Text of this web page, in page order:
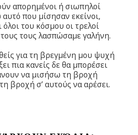
απορημένοι ή σιωπηλοί
αυτό που μίσησαν εκείνοι,
όλοι του κόσμου οι τρελοί
τους λασπώσαμε γαλήνη.
για τη βρεγμένη μου ψυχή
πια κανείς δε θα μπορέσει
να μισήσω τη βροχή
βροχή σ’ αυτούς να αρέσει.